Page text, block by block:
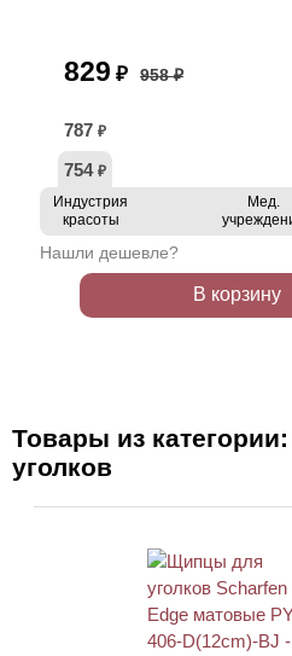
829 ₽ 958 ₽
787 ₽
754 ₽
Индустрия
красоты
Мед.
Нашли дешевле?
В корзину
Товары из
уголков